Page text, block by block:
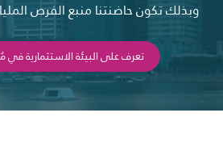
وبذلك تكون حاضنتنا منبع الفرص
تعرف على البيئة الاستثمارية في